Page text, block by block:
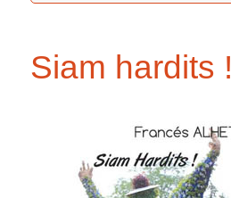
Siam hardits !